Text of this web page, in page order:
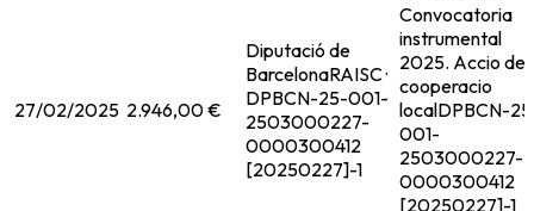
27/02/2025 2.946,00 €
Diputació de
BarcelonaRAISC ·
DPBCN-25-001-
2503000227-
0000300412
[20250227]-1
Convocatoria
instrumental
2025. Accio de
cooperacio
localDPBCN-
001-
2503000227-
0000300412
[20250227]-1